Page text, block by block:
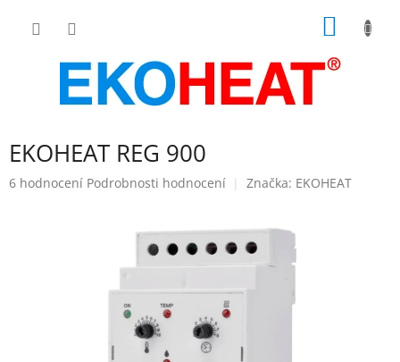
EKOHEAT REG 900
Průměrné
6 hodnocení Podrobnosti hodnocení Značka: EKOHEAT